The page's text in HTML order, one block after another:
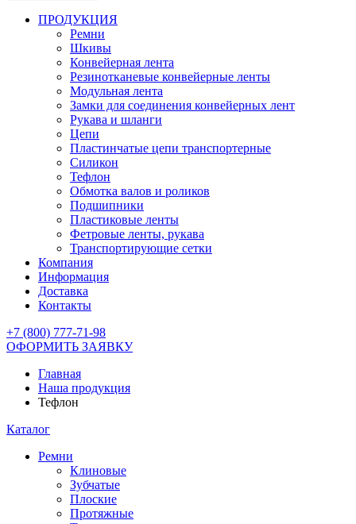
ПРОДУКЦИЯ
Ремни
Шкивы
Конвейерная лента
Резинотканевые конвейерные ленты
Модульная лента
Замки для соединения конвейерных лент
Рукава и шланги
Цепи
Пластинчатые цепи транспортерные
Силикон
Тефлон
Обмотка валов и роликов
Подшипники
Пластиковые ленты
Фетровые ленты, рукава
Транспортирующие сетки
Компания
Информация
Доставка
Контакты
+7 (800) 777-71-98
ОФОРМИТЬ ЗАЯВКУ
Главная
Наша продукция
Тефлон
Каталог
Ремни
Клиновые
Зубчатые
Плоские
Протяжные